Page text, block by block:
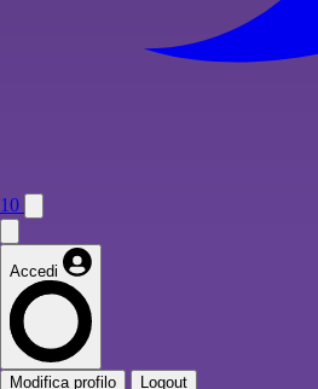
10
Accedi
Modifica profilo Logout